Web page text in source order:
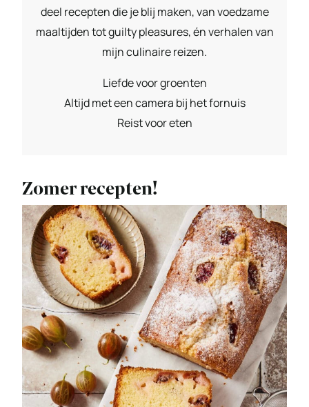
deel recepten die je blij maken, van voedzame
maaltijden tot guilty pleasures, én verhalen van
mijn culinaire reizen.
Liefde voor groenten
Altijd met een camera bij het fornuis
Reist voor eten
Zomer recepten!